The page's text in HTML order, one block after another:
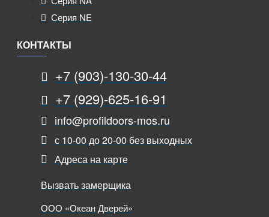
Серия NE
КОНТАКТЫ
+7 (903)-130-30-44
+7 (929)-625-16-91
info@profildoors-mos.ru
с 10-00 до 20-00 без выходных
Адреса на карте
Вызвать замерщика
ООО «Океан Дверей»